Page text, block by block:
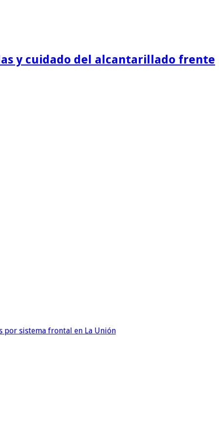
y cuidado del alcantarillado frente
por sistema frontal en La Unión